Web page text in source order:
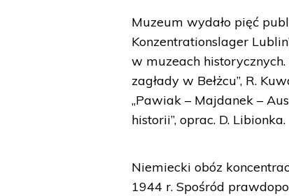
Muzeum wydało pięć
Konzentrationslager
w muzeach historycznych.
zagłady w Bełżcu”, R.
„Pawiak – Majdanek –
historii”, oprac. D. Libionka.
Niemiecki obóz
1944 r. Spośród